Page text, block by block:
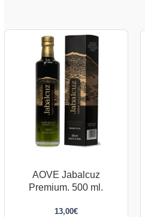
AOVE Jabalcuz
Premium. 500 ml.
13,00€